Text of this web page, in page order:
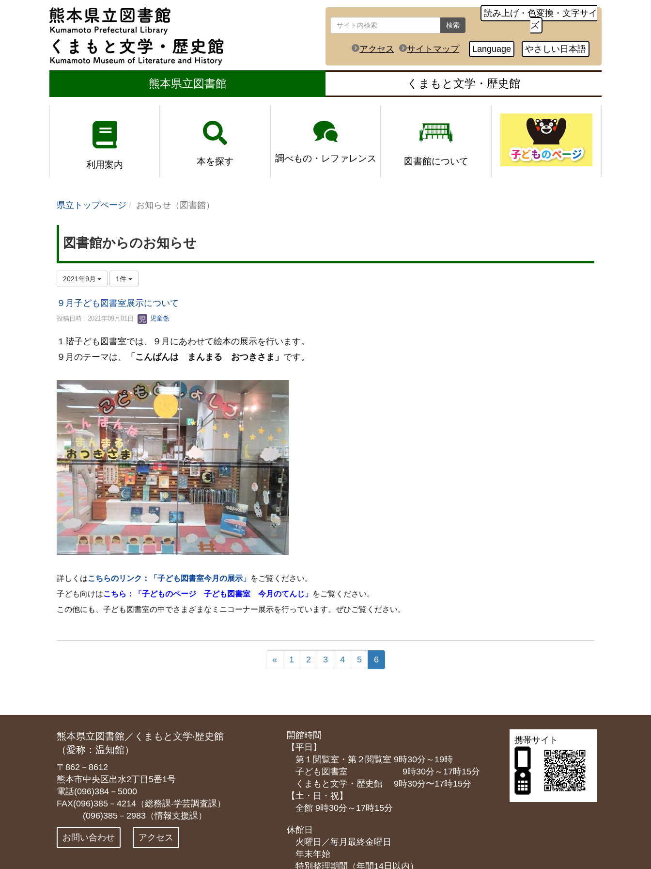
検索
読み上げ・色変換・文字サイ
ズ
アクセス サイトマップ Language やさしい日本語
熊本県立図書館 くまもと文学・歴史館
利用案内 本を探す 調べもの・レファレンス 図書館について
県立トップページ お知らせ（図書館）
図書館からのお知らせ
2021年9月 1件
９月子ども図書室展示について
投稿日時 : 2021年09月01日 児童係
１階子ども図書室では、９ 月にあわせて絵本の展示を行います。
９月のテーマは、
「こんばんは まんまる おつきさま」 です。
詳しくはこちらのリンク：「子ども図書室今月の展示」 をご覧ください。
子ども向けはこちら：「子どものページ 子ども図書室 今月のてんじ」 をご覧ください。
この他にも、子ども図書室の中でさまざまなミニコーナー展示を行っています。ぜひご覧ください。
« 1 2 3 4 5 6
熊本県立図書館／くまもと文学‧歴史館
（愛称：温知館）
〒862－8612
熊本市中央区出水2丁目5番1号
電話(096)384－5000
FAX(096)385－4214（総務課‧学芸調査課）
(096)385－2983（情報支援課）
お問い合わせ アクセス
開館時間
【平日】
第１閲覧室・第２閲覧室 9時30分～19時
子ども図書室 9時30分～17時15分
くまもと⽂学・歴史館 9時30分〜17時15分
【土・日・祝】
全館 9時30分～17時15分
休館日
火曜日／毎月最終金曜日
年末年始
特別整理期間（年間14日以内）
携帯サイト